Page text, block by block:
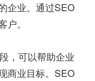
企业。通过SEO
。
，可以帮助企业
商业目标。SEO